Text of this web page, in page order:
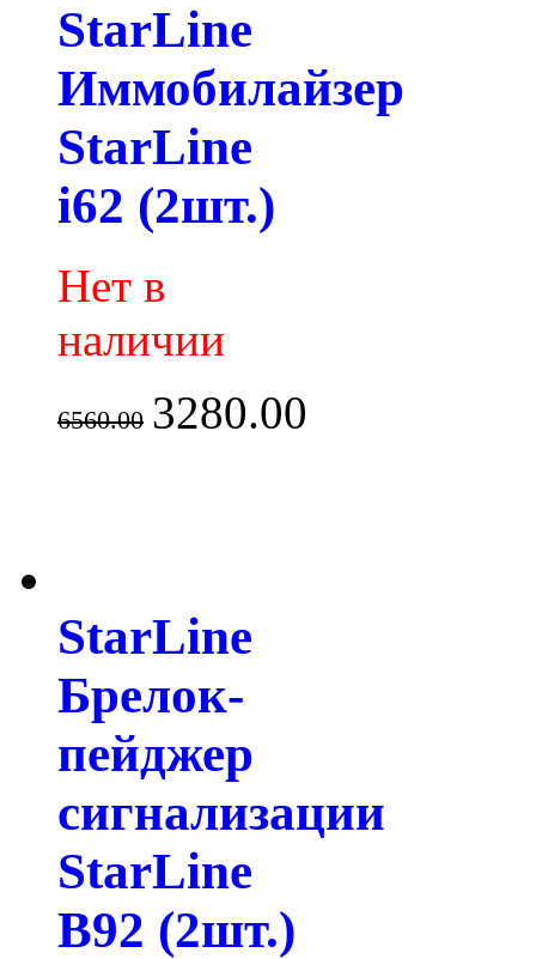
StarLine
Иммобилайзер
StarLine
i62 (2шт.)
Нет в
наличии
6560.00 3280.00
StarLine
Брелок-
пейджер
сигнализации
StarLine
B92 (2шт.)